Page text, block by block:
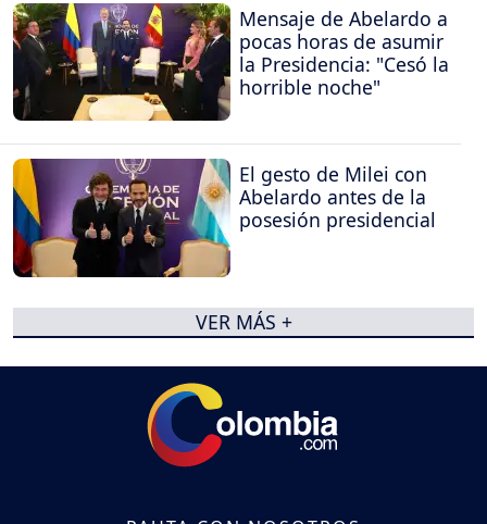
Mensaje de Abelardo a
pocas horas de asumir
la Presidencia: "Cesó la
horrible noche"
El gesto de Milei con
Abelardo antes de la
posesión presidencial
VER MÁS +